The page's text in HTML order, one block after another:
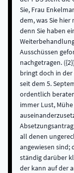
Sie, Frau
dem, was Sie
denn Sie haben
Ausschüssen
nachgetragen.
bringt doch in der
seit dem 5.
ordentlich
immer Lust,
all denen
angewiesen sind;
ständig darüber
der kann auf der